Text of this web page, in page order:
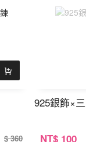
$ 360
925銀飾×
NT$ 100